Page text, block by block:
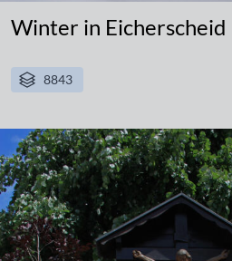
Winter in Eicherscheid
8843